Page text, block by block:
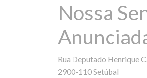
Nossa
Rua Deputado Henrique
2900-110 Setúbal